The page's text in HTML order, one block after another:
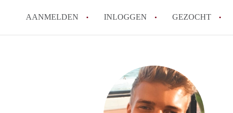
AANMELDEN INLOGGEN GEZOCHT
How to translate
Wat is
Wat is de privacyverklaring
Berekent